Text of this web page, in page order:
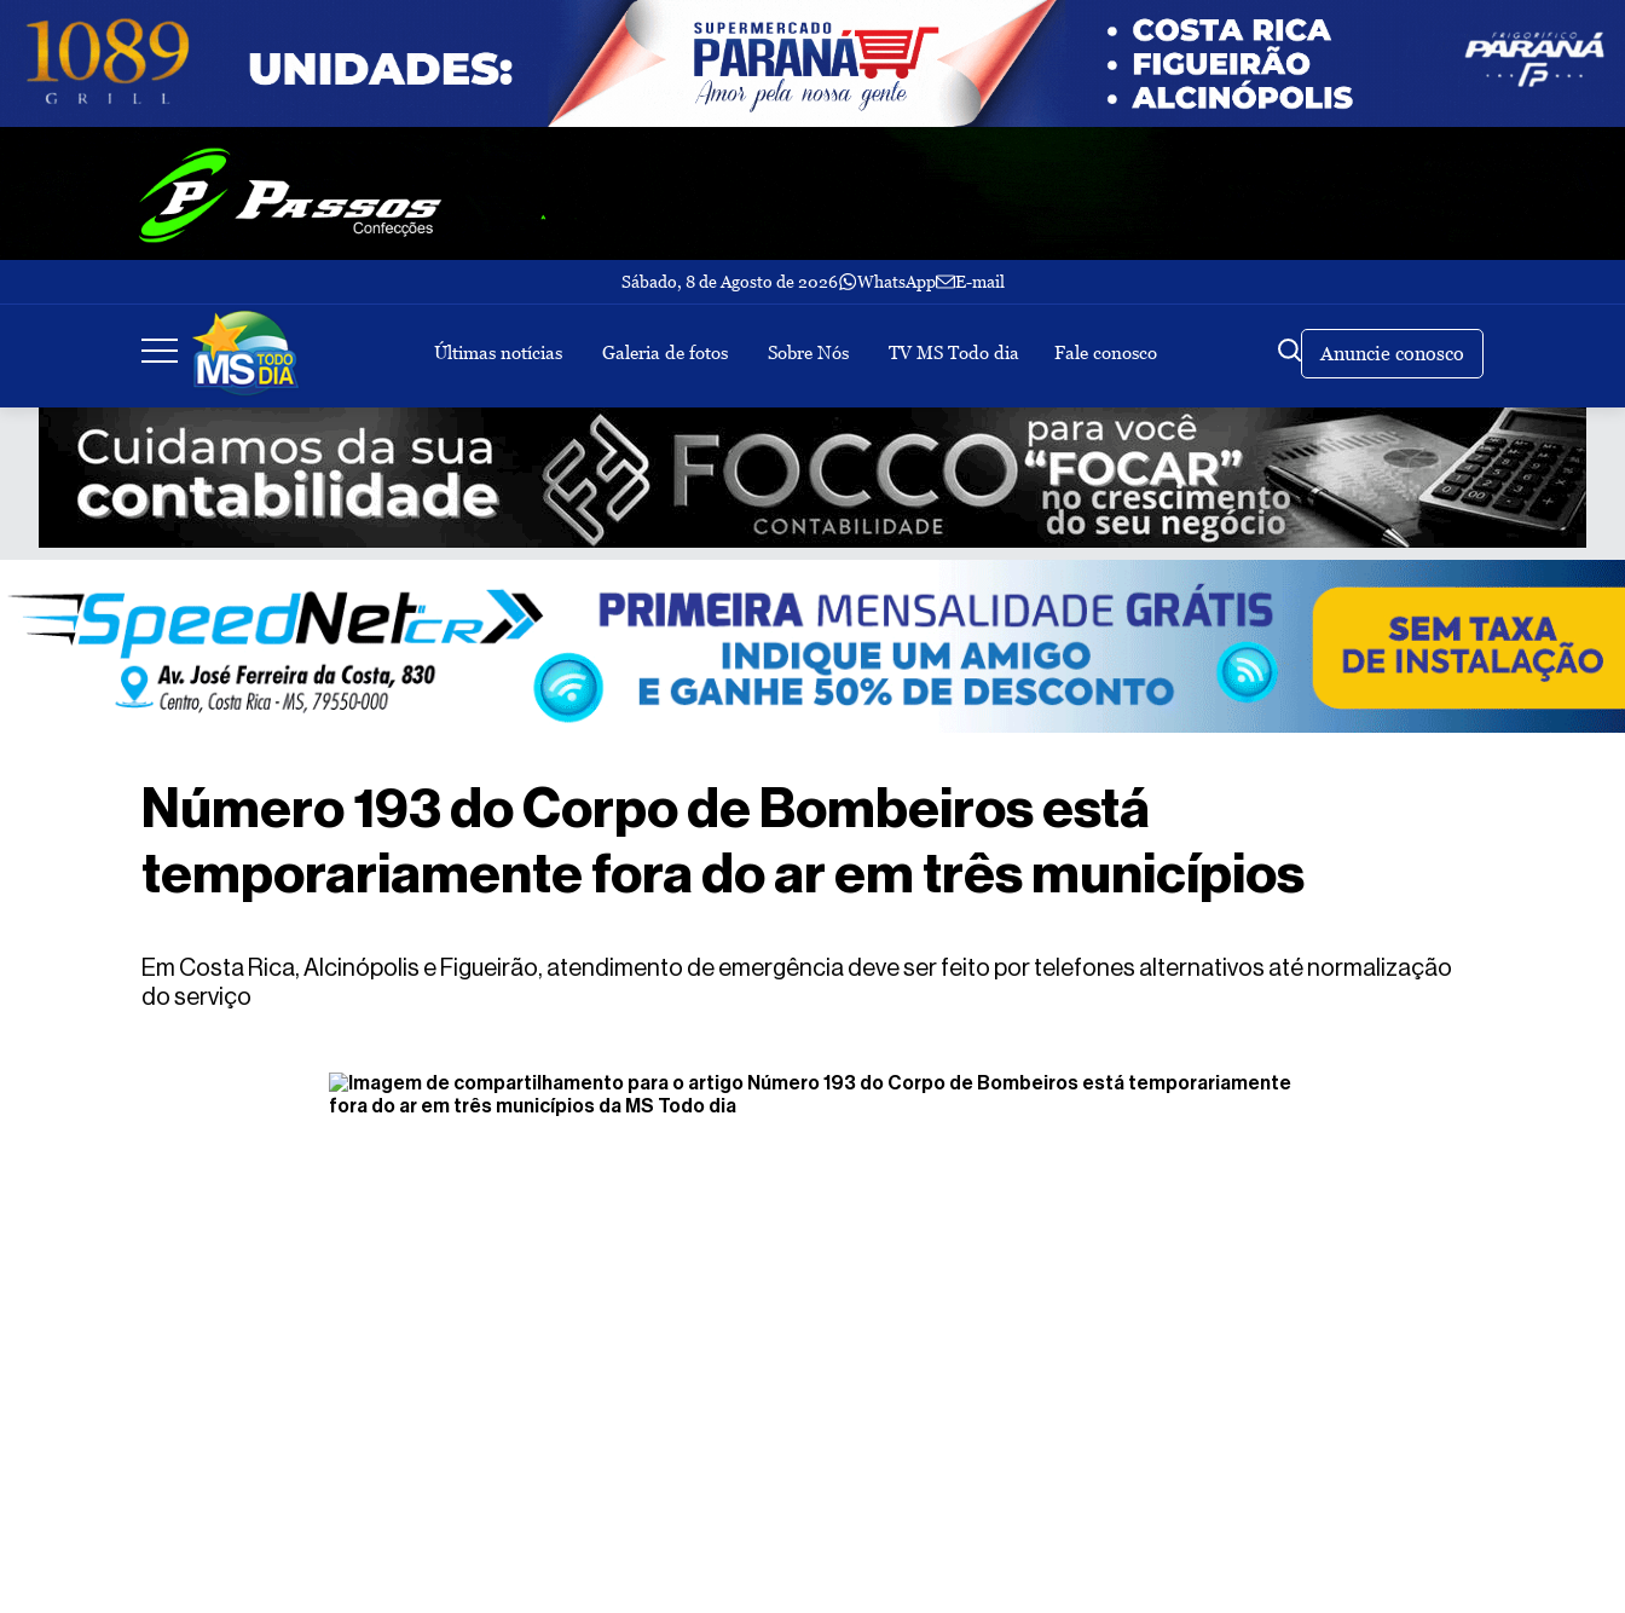
Sábado, 8 de Agosto de 2026 WhatsApp E-mail
Últimas notícias Galeria de fotos Sobre Nós TV MS Todo dia Fale conosco Anuncie conosco
Buscar
Número 193 do Corpo de Bombeiros está
temporariamente fora do ar em três municípios
Em Costa Rica, Alcinópolis e Figueirão, atendimento de emergência deve ser feito por telefones alternativos até normalização
do serviço